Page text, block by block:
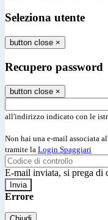
Seleziona utente
button close ×
Recupero password
button close ×
all'indirizzo indicato con le
Non hai una e-mail associata
tramite la Login Spaggiari
E-mail inviata, si prega di
Errore